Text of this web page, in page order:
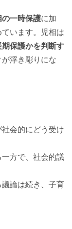
一時保護に加
います。児相は
保護かを判断す
浮き彫りにな
会的にどう受け
方で、社会的議
論は続き、子育